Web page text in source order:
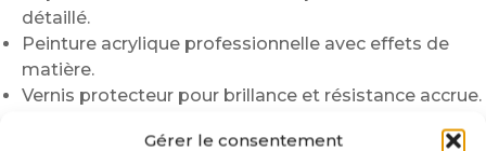
Gérer le consentement
détaillé.
Peinture acrylique professionnelle avec effets de
matière.
Vernis protecteur pour brillance et résistance accrue.